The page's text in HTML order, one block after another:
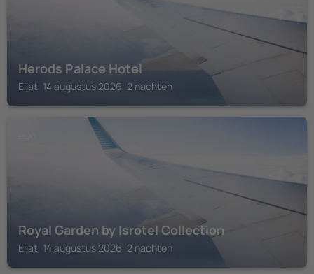
Herods Palace Hotel
Eilat, 14 augustus 2026, 2 nachten
Royal Garden by Isrotel Collection
Eilat, 14 augustus 2026, 2 nachten